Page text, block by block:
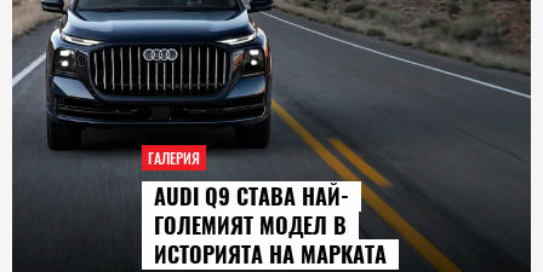
ГАЛЕРИЯ
AUDI Q9 СТАВА НАЙ-
ГОЛЕМИЯТ МОДЕЛ В
ИСТОРИЯТА НА МАРКАТА